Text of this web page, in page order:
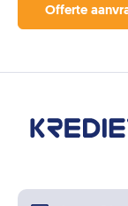
Offerte